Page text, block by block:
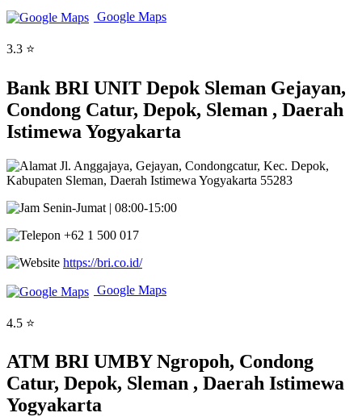
Google Maps
3.3 ⭐
Bank BRI UNIT Depok Sleman Gejayan,
Condong Catur, Depok, Sleman , Daerah
Istimewa Yogyakarta
Jl. Anggajaya, Gejayan, Condongcatur, Kec. Depok,
Kabupaten Sleman, Daerah Istimewa Yogyakarta 55283
Senin-Jumat | 08:00-15:00
+62 1 500 017
https://bri.co.id/
Google Maps
4.5 ⭐
ATM BRI UMBY Ngropoh, Condong
Catur, Depok, Sleman , Daerah Istimewa
Yogyakarta